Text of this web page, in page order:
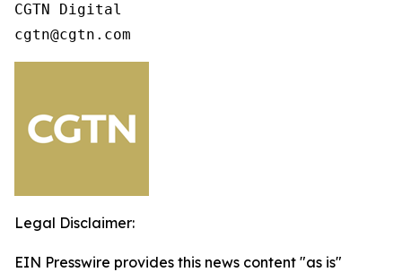
CGTN Digital
cgtn@cgtn.com
Legal Disclaimer:
EIN Presswire provides this news content "as is"